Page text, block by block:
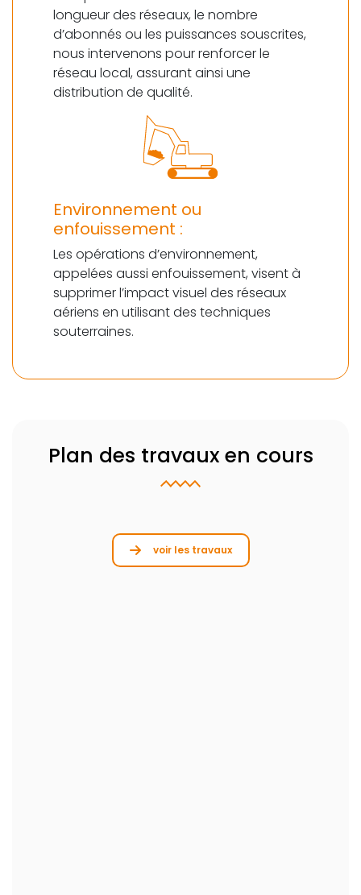
longueur des réseaux, le nombre
d’abonnés ou les puissances souscrites,
nous intervenons pour renforcer le
réseau local, assurant ainsi une
distribution de qualité.
Environnement ou
enfouissement :
Les opérations d’environnement,
appelées aussi enfouissement, visent à
supprimer l’impact visuel des réseaux
aériens en utilisant des techniques
souterraines.
Plan des travaux en cours
voir les travaux